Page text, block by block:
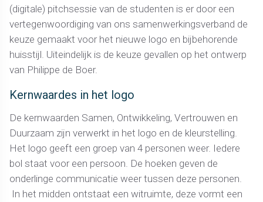
(digitale) pitchsessie van de studenten is er door een
vertegenwoordiging van ons samenwerkingsverband de
keuze gemaakt voor het nieuwe logo en bijbehorende
huisstijl. Uiteindelijk is de keuze gevallen op het ontwerp
van Philippe de Boer.
Kernwaardes in het logo
De kernwaarden Samen, Ontwikkeling, Vertrouwen en
Duurzaam zijn verwerkt in het logo en de kleurstelling.
Het logo geeft een groep van 4 personen weer. Iedere
bol staat voor een persoon. De hoeken geven de
onderlinge communicatie weer tussen deze personen.
In het midden ontstaat een witruimte, deze vormt een